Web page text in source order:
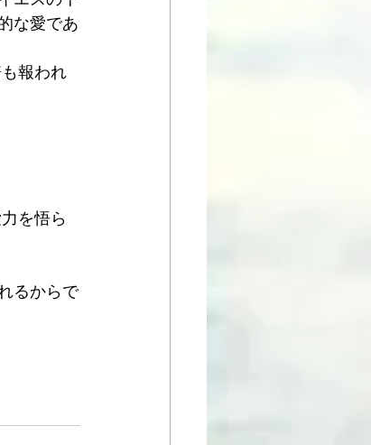
な愛であ
報われ
を悟ら
るからで